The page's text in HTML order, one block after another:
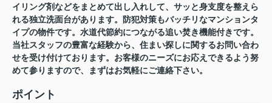
イリング剤などをまとめて出し入れして、サッと身支度を整えら
れる独立洗面台があります。防犯対策もバッチリなマンションタ
イプの物件です。水道代節約につながる追い焚き機能付きです。
当社スタッフの豊富な経験から、住まい探しに関するお問い合わ
せを受け付けております。お客様のニーズにお応えできるよう努
めて参りますので、まずはお気軽にご連絡下さい。
ポイント